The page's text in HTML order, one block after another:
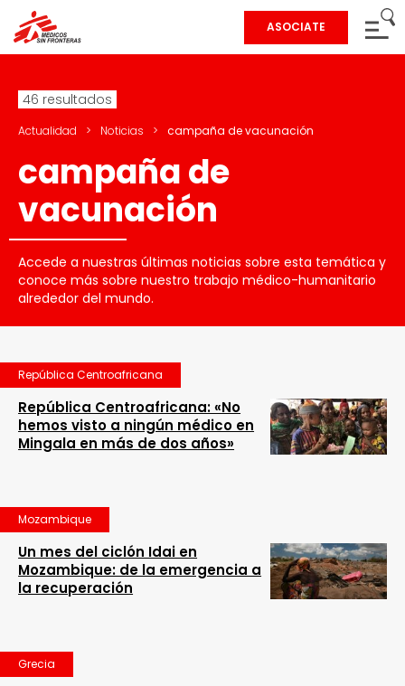
ASOCIATE
46 resultados
Actualidad > Noticias > campaña de vacunación
campaña de
vacunación
Accede a nuestras últimas noticias sobre esta temática y
conoce más sobre nuestro trabajo médico-humanitario
alrededor del mundo.
República Centroafricana
República Centroafricana: «No
hemos visto a ningún médico en
Mingala en más de dos años»
Mozambique
Un mes del ciclón Idai en
Mozambique: de la emergencia a
la recuperación
Grecia